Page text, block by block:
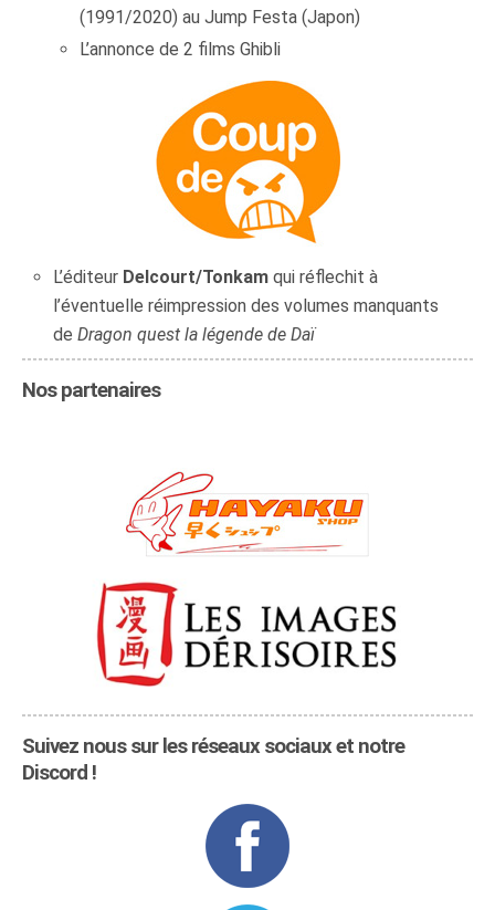
(1991/2020) au Jump Festa (Japon)
L’annonce de 2 films Ghibli
L’éditeur Delcourt/Tonkam qui réflechit à
l’éventuelle réimpression des volumes manquants
deDragon quest la légende de Daï
Nos partenaires
Suivez nous sur les réseaux sociaux et notre
Discord !